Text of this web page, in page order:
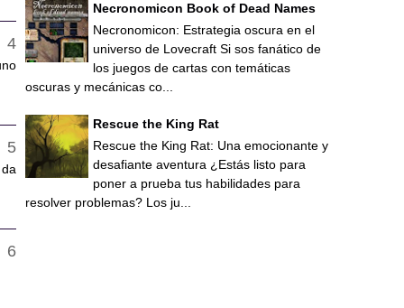
Necronomicon Book of Dead Names
Necronomicon: Estrategia oscura en el
universo de Lovecraft Si sos fanático de
los juegos de cartas con temáticas
oscuras y mecánicas co...
Rescue the King Rat
Rescue the King Rat: Una emocionante y
desafiante aventura ¿Estás listo para
poner a prueba tus habilidades para
resolver problemas? Los ju...